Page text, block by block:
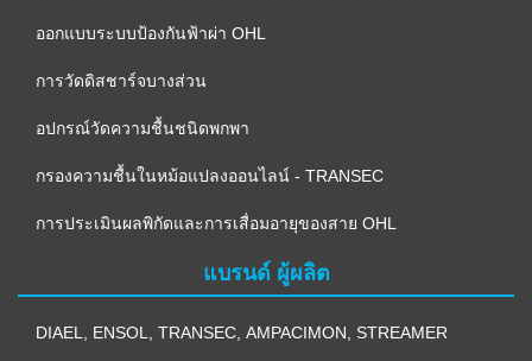
ออกแบบระบบป้องกันฟ้าผ่า OHL
การวัดดิสชาร์จบางส่วน
อปกรณ์วัดความชื้นชนิดพกพา
กรองความชื้นในหม้อแปลงออนไลน์ - TRANSEC
การประเมินผลพิกัดและการเสื่อมอายุของสาย OHL
แบรนด์ ผู้ผลิต
DIAEL ENSOL TRANSEC AMPACIMON STREAMER